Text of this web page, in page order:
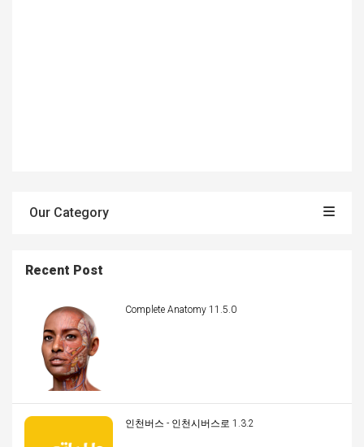
Our Category
Recent Post
Complete Anatomy 11.5.0
인천버스 - 인천시버스로 1.3.2